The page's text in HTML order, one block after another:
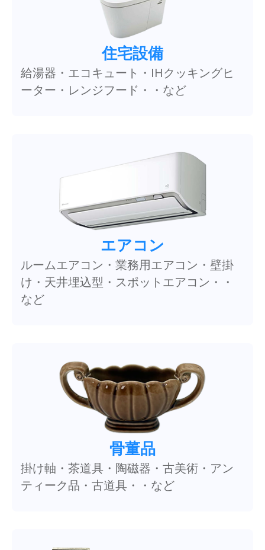
住宅設備
給湯器・エコキュート・IHクッキングヒ
ーター・レンジフード・・など
エアコン
ルームエアコン・業務用エアコン・壁掛
け・天井埋込型・スポットエアコン・・
など
骨董品
掛け軸・茶道具・陶磁器・古美術・アン
ティーク品・古道具・・など